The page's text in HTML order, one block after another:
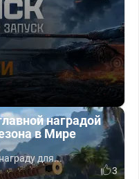
наградой
в Мире
для...
3